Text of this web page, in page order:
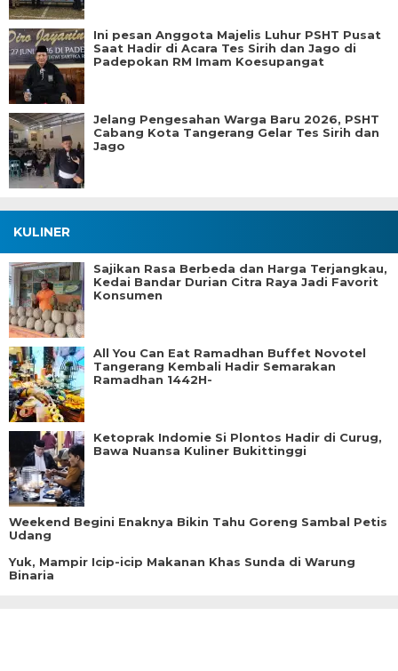
Ini pesan Anggota Majelis Luhur PSHT Pusat
Saat Hadir di Acara Tes Sirih dan Jago di
Padepokan RM Imam Koesupangat
Jelang Pengesahan Warga Baru 2026, PSHT
Cabang Kota Tangerang Gelar Tes Sirih dan
Jago
KULINER
Sajikan Rasa Berbeda dan Harga Terjangkau,
Kedai Bandar Durian Citra Raya Jadi Favorit
Konsumen
All You Can Eat Ramadhan Buffet Novotel
Tangerang Kembali Hadir Semarakan
Ramadhan 1442H-
Ketoprak Indomie Si Plontos Hadir di Curug,
Bawa Nuansa Kuliner Bukittinggi
Weekend Begini Enaknya Bikin Tahu Goreng Sambal Petis
Udang
Yuk, Mampir Icip-icip Makanan Khas Sunda di Warung
Binaria